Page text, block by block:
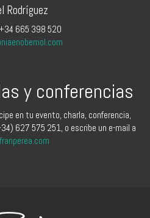
Rodríguez
665 398 520
y conferencias
en tu evento, charla, conferencia,
627 575 251, o escribe un e-mail a